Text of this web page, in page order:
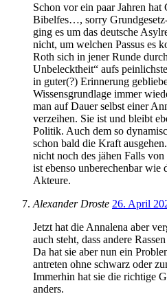
Schon vor ein paar Jahren
Bibelfes…, sorry
ging es um das deutsche
nicht, um welchen Passus es
Roth sich in jener Runde
Unbelecktheit“ aufs
in guter(?) Erinnerung
Wissensgrundlage immer
man auf Dauer selbst einer
verzeihen. Sie ist und bleibt
Politik. Auch dem so
schon bald die Kraft
nicht noch des jähen Falls
ist ebenso unberechenbar wie
Akteure.
Alexander Droste 26. April
Jetzt hat die Annalena aber
auch steht, dass andere
Da hat sie aber nun ein
antreten ohne schwarz oder
Immerhin hat sie die richtige
anders.